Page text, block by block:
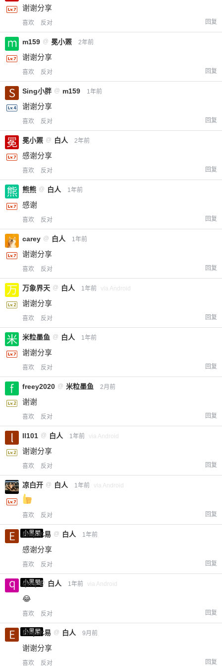
谢谢分享
喜欢 反对 回复
m159 @ 冕小罴 2年前
谢谢分享
喜欢 反对 回复
Sing小胖 @ m159 1年前
谢谢分享
喜欢 反对 回复
冕小罴 @ 白人 2年前
感谢分享
喜欢 反对 回复
熊熊 @ 白人 1年前
感谢
喜欢 反对 回复
carey @ 白人 1年前
谢谢分享
喜欢 反对 回复
万象界天 @ 白人 1年前 via Android
谢谢分享
喜欢 反对 回复
米粒墨鱼 @ 白人 1年前
谢谢分享
喜欢 反对 回复
freey2020 @ 米粒墨鱼 2月前
谢谢
喜欢 反对 回复
ll101 @ 白人 1年前 via Android
谢谢分享
喜欢 反对 回复
凉白开 @ 白人 1年前 via Android
喜欢 反对 回复
小黑屋
Emp木易 @ 白人 1年前
感谢分享
喜欢 反对 回复
小黑屋
qwq @ 白人 1年前 via Android
😂
喜欢 反对 回复
小黑屋
Emp木易 @ 白人 9月前
谢谢分享
喜欢 反对 回复